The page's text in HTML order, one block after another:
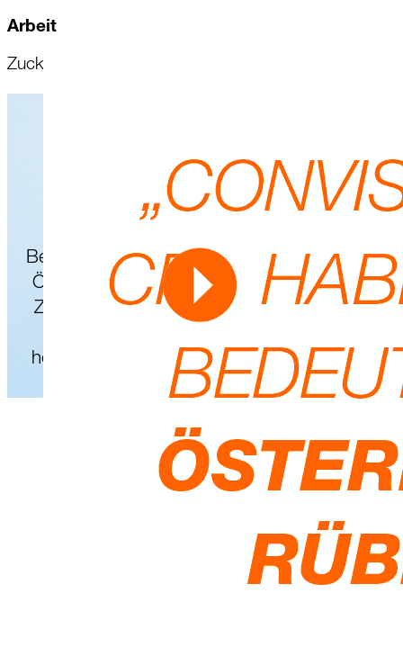
Arbeit
Zuckerrüben
gewachsen
Beratungsstellenleiter
Markus Petermaier
in
Österreich den Marktanteil von KWS beim
Zuckerrübensaatgut mehr als verdoppelt.
hochleistungsfähigen Sorten der neuesten
Generation.